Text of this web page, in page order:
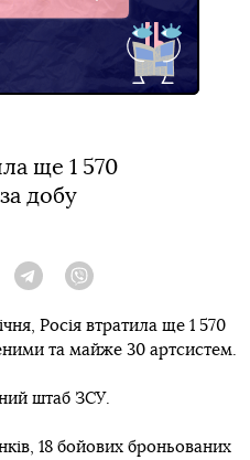
ще 1 570
добу
Twitter Telegram
Росія втратила ще 1 570
та майже 30 артсистем.
штаб ЗСУ.
18 бойових броньованих